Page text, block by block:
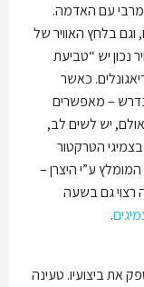
מרבי עם האדמה.
וגם בלחץ האוויר של
נכון יש “טביעת
כאשר
– מאפשרים
יש לשים לב,
הטרקטור
ע”י היצרן –
רצוי גם בשעה
.
את ביצועיו. טעינה